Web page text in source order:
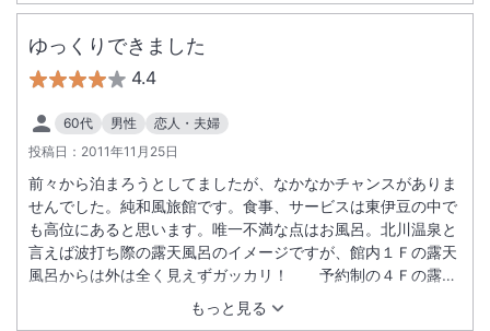
ゆっくりできました
4.4
60代 男性
恋人・夫婦
投稿日： 2011年11月25日
もっと見る
前々から泊まろうとしてましたが、なかなかチャンスがありま
せんでした。純和風旅館です。食事、サービスは東伊豆の中で
も高位にあると思います。唯一不満な点はお風呂。北川温泉と
言えば波打ち際の露天風呂のイメージですが、館内１Ｆの露天
風呂からは外は全く見えずガッカリ！ 予約制の４Ｆの露天
は波音はほとんど聞えません。でもサービスは行届いており、
洗車までしていただきました。ゆっくりできましたよ